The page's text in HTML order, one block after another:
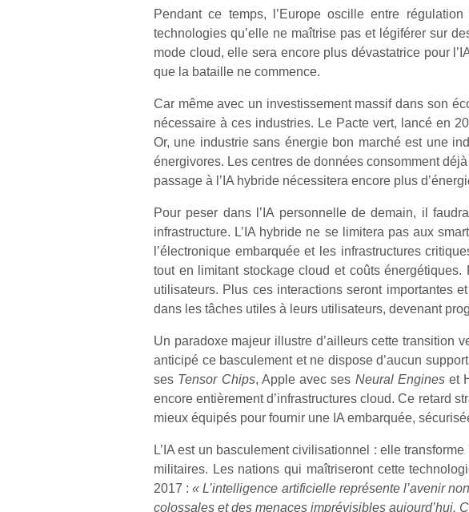
Pendant ce temps, l’Europe oscille entre
technologies qu’elle ne maîtrise pas et légiférer sur
mode cloud, elle sera encore plus dévastatrice pour
que la bataille ne commence.
Car même avec un investissement massif dans son
nécessaire à ces industries. Le Pacte vert, lancé en
Or, une industrie sans énergie bon marché est une
énergivores. Les centres de données consomment
passage à l’IA hybride nécessitera encore plus
Pour peser dans l’IA personnelle de demain, il
infrastructure. L’IA hybride ne se limitera pas aux
l’électronique embarquée et les infrastructures
tout en limitant stockage cloud et coûts
utilisateurs. Plus ces interactions seront importantes
dans les tâches utiles à leurs utilisateurs, devenant
Un paradoxe majeur illustre d’ailleurs cette transition
anticipé ce basculement et ne dispose d’aucun
ses Tensor Chips, Apple avec ses Neural Engineset
encore entièrement d’infrastructures cloud. Ce retard
mieux équipés pour fournir une IA embarquée,
L’IA est un basculement civilisationnel : elle
militaires. Les nations qui maîtriseront cette
2017 :« L’intelligence artificielle représente l’avenir
colossales et des menaces imprévisibles aujourd’hui.